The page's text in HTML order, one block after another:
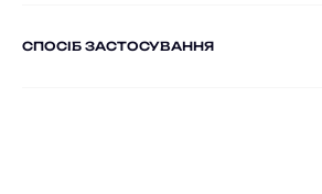
СПОСІБ ЗАСТОСУВАННЯ